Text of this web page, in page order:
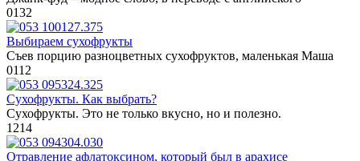
0132
Выбираем сухофрукты
Съев порцию разноцветных сухофруктов, маленькая Маша
0112
Сухофрукты. Как выбрать?
Сухофрукты. Это не только вкусно, но и полезно.
1 214
Отравление афлатоксином, который был в арахисе